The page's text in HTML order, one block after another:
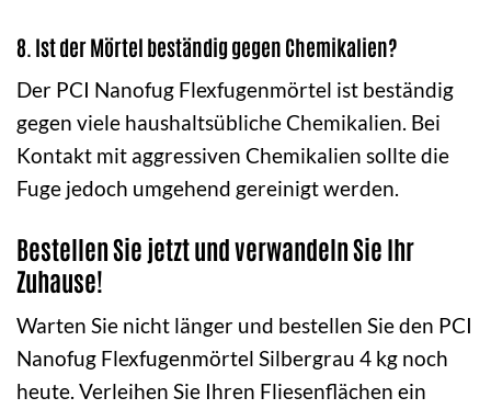
8. Ist der Mörtel beständig gegen Chemikalien?
Der PCI Nanofug Flexfugenmörtel ist beständig
gegen viele haushaltsübliche Chemikalien. Bei
Kontakt mit aggressiven Chemikalien sollte die
Fuge jedoch umgehend gereinigt werden.
Bestellen Sie jetzt und verwandeln Sie Ihr
Zuhause!
Warten Sie nicht länger und bestellen Sie den PCI
Nanofug Flexfugenmörtel Silbergrau 4 kg noch
heute. Verleihen Sie Ihren Fliesenflächen ein